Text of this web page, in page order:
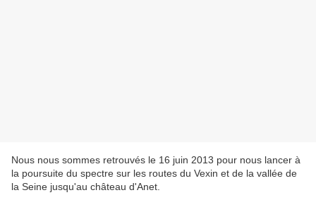
Nous nous sommes retrouvés le 16 juin 2013 pour nous lancer à
la poursuite du spectre sur les routes du Vexin et de la vallée de
la Seine jusqu'au château d'Anet.